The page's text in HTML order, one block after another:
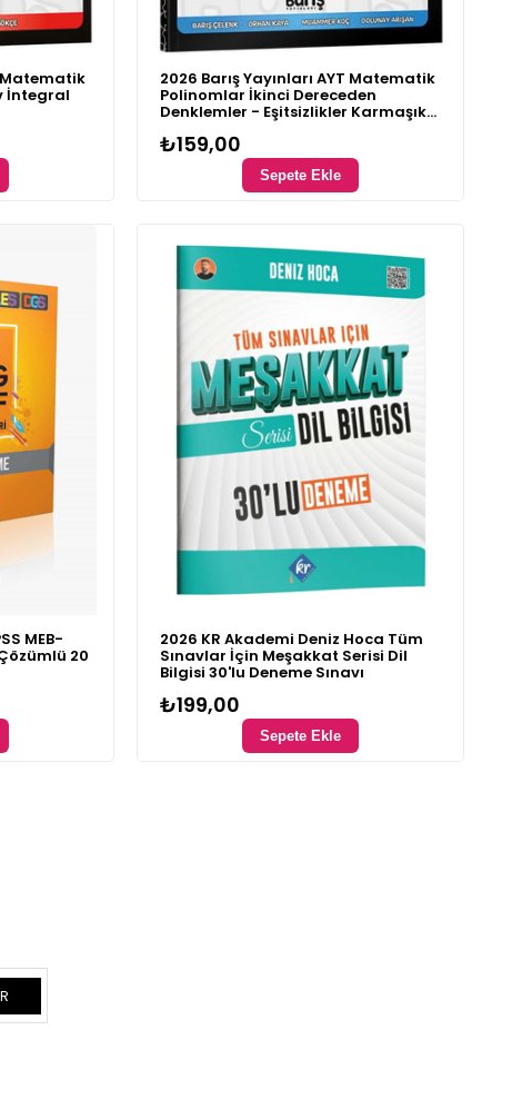
Matematik
İntegral
2026 Barış Yayınları AYT Matematik
Polinomlar İkinci Dereceden
Denklemler - Eşitsizlikler Karmaşık
Sayılar Parabol Konu Denemeleri
₺159,00
Sepete Ekle
MEB-
20
2026 KR Akademi Deniz Hoca Tüm
Sınavlar İçin Meşakkat Serisi Dil
Bilgisi 30'lu Deneme Sınavı
₺199,00
Sepete Ekle